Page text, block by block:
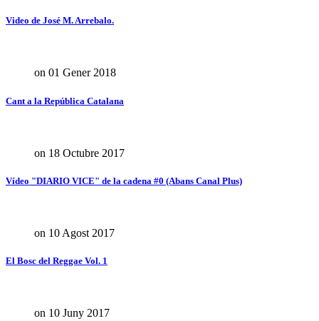
Video de José M. Arrebalo.
on 01 Gener 2018
Cant a la República Catalana
on 18 Octubre 2017
Vídeo "DIARIO VICE" de la cadena #0 (Abans Canal Plus)
on 10 Agost 2017
El Bosc del Reggae Vol. 1
on 10 Juny 2017